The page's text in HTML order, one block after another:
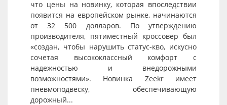
что цены на новинку, которая впоследствии
появится на европейском рынке, начинаются
от 32 500 долларов. По утверждению
производителя, пятиместный кроссовер был
«создан, чтобы нарушить статус-кво, искусно
сочетая высококлассный комфорт с
надежностью и внедорожными
возможностями». Новинка Zeekr имеет
пневмоподвеску, обеспечивающую
дорожный...